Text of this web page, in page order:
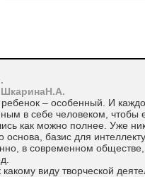
– особенный. И
в себе человеком, чтобы
как можно полнее. Уже
основа, базис для
в современном обществе,
виду творческой